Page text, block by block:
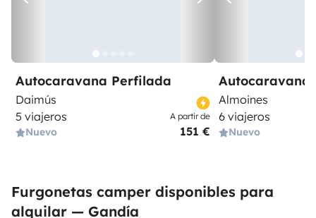
Autocaravana Perfilada
Daimús
5 viajeros
Nuevo
A partir de
151 €
Autocaravana
Almoines
6 viajeros
Nuevo
Furgonetas camper disponibles para
alquilar — Gandía